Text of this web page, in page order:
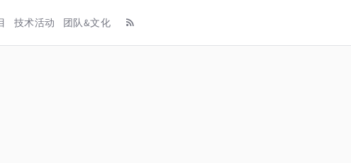
技术活动 团队&文化